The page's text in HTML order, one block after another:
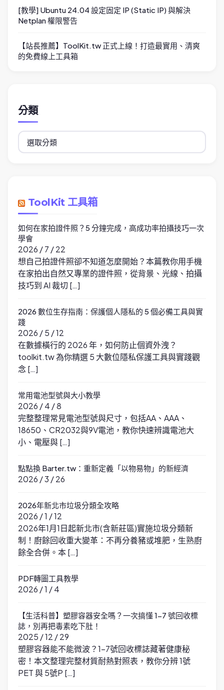
[教學] Ubuntu 24.04 設定固定 IP (Static IP) 與解決
Netplan 權限警告
【站長推薦】ToolKit.tw 正式上線！打造最實用、清爽
的免費線上工具箱
分類
分
類
ToolKit 工具箱
如何在家拍證件照？5 分鐘完成，高成功率拍攝技巧一次
學會
2026 / 7 / 22
想自己拍證件照卻不知道怎麼開始？本篇教你用手機
在家拍出自然又專業的證件照，從背景、光線、拍攝
技巧到 AI 裁切 […]
2026 數位生存指南：保護個人隱私的 5 個必備工具與實
踐
2026 / 5 / 12
在數據橫行的 2026 年，如何防止個資外洩？
toolkit.tw 為你精選 5 大數位隱私保護工具與實踐觀
念 […]
常用電池型號與大小教學
2026 / 4 / 8
完整整理常見電池型號與尺寸，包括AA、AAA、
18650、CR2032與9V電池，教你快速辨識電池大
小、電壓與 […]
點點換 Barter.tw：重新定義「以物易物」的新經濟
2026 / 3 / 26
2026年新北市垃圾分類全攻略
2026 / 1 / 12
2026年1月1日起新北市(含新莊區)實施垃圾分類新
制！廚餘回收重大變革：不再分養豬或堆肥，生熟廚
餘全合併。本 […]
PDF轉圖工具教學
2026 / 1 / 4
【生活科普】塑膠容器安全嗎？一次搞懂 1-7 號回收標
誌，別再把毒素吃下肚！
2025 / 12 / 29
塑膠容器能不能微波？1-7號回收標誌藏著健康秘
密！本文整理完整材質耐熱對照表，教你分辨 1號
PET 與 5號P […]